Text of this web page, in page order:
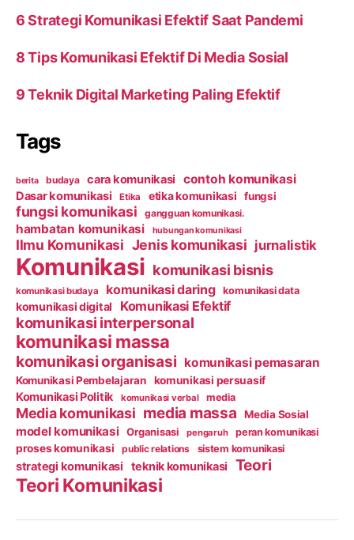
6 Strategi Komunikasi Efektif Saat Pandemi
8 Tips Komunikasi Efektif Di Media Sosial
9 Teknik Digital Marketing Paling Efektif
Tags
berita budaya cara komunikasi contoh komunikasi
Dasar komunikasi Etika etika komunikasi fungsi
fungsi komunikasi gangguan komunikasi.
hambatan komunikasi hubungan komunikasi
Ilmu Komunikasi Jenis komunikasi jurnalistik
Komunikasi komunikasi bisnis
komunikasi budaya komunikasi daring komunikasi data
komunikasi digital Komunikasi Efektif
komunikasi interpersonal
komunikasi massa
komunikasi organisasi komunikasi pemasaran
Komunikasi Pembelajaran komunikasi persuasif
Komunikasi Politik komunikasi verbal media
Media komunikasi media massa Media Sosial
model komunikasi Organisasi pengaruh peran komunikasi
proses komunikasi public relations sistem komunikasi
strategi komunikasi teknik komunikasi Teori
Teori Komunikasi